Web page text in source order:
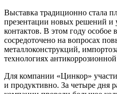
Выставка традиционно стала
презентации новых решений и
контактов. В этом году
сосредоточено на вопросах
металлоконструкций,
технологиях
Для компании «Цинкор»
и продуктивно. За четыре дня